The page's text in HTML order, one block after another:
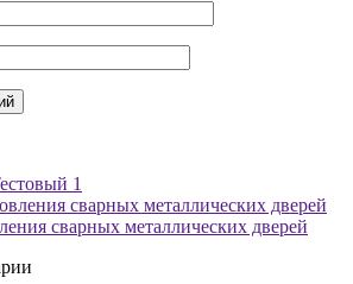
1
сварных металлических дверей